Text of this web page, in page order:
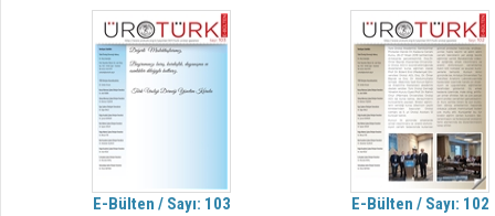
E-Bülten / Sayı: 103 E-Bülten / Sayı: 102